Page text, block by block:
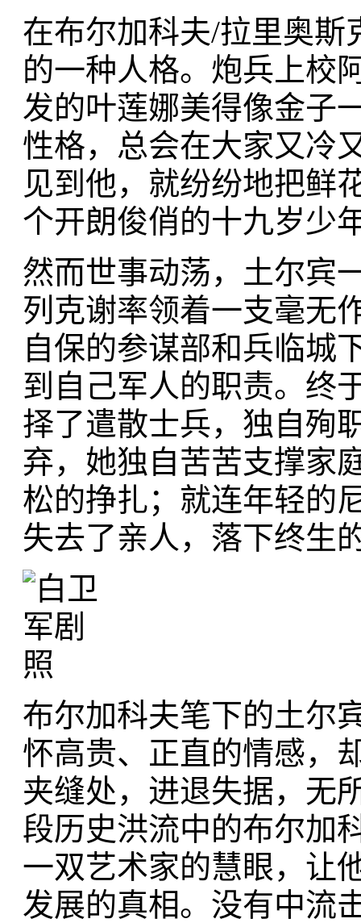
在布尔加科夫/拉里奥斯
的一种人格。炮兵上校
发的叶莲娜美得像金子
性格，总会在大家又冷
见到他，就纷纷地把鲜
个开朗俊俏的十九岁少
然而世事动荡，土尔宾
列克谢率领着一支毫无
自保的参谋部和兵临城
到自己军人的职责。终
择了遣散士兵，独自殉
弃，她独自苦苦支撑家
松的挣扎；就连年轻的
失去了亲人，落下终生
布尔加科夫笔下的土尔
怀高贵、正直的情感，
夹缝处，进退失据，无
段历史洪流中的布尔加
一双艺术家的慧眼，让
发展的真相。没有中流